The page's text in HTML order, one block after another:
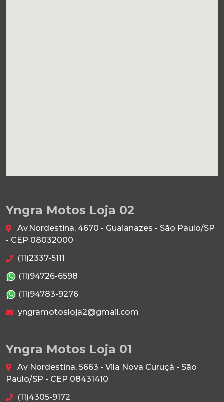
Yngra Motos Loja 02
Av.Nordestina, 4670 - Guaianazes - São Paulo/SP
- CEP 08032000
(11)2337-5111
(11)94726-6598
(11)94783-9276
yngramotosloja2@gmail.com
Yngra Motos Loja 01
Av Nordestina, 5663 - Vila Nova Curuçá - São
Paulo/SP - CEP 08431410
(11)4305-9172